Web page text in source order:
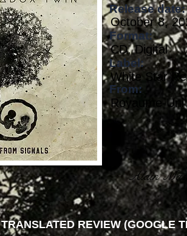
Release date:
October 8,
Format:
CD, Digital
Label:
From:
White Star
Royaume-
Alain
TRANSLATED REVIEW (GOOGLE